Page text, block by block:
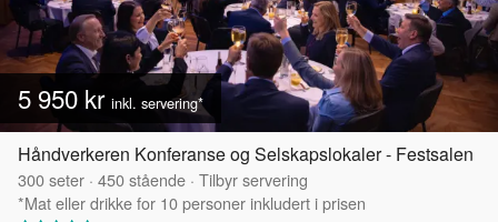
5 950 kr inkl. servering*
Håndverkeren Konferanse og Selskapslokaler - Festsalen
300seter · 450stående · Tilbyr servering
*Mat eller drikke for 10 personer inkludert i prisen